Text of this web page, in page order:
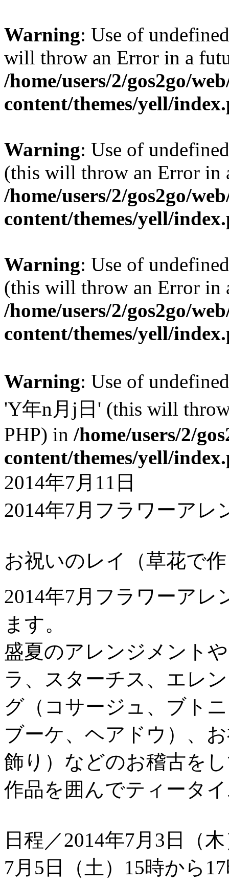
Warning: Use of
will throw an Error in a
/home/users/2/gos2go/
content/themes/yell/
Warning: Use of
(this will throw an Error in
/home/users/2/gos2go/
content/themes/yell/
Warning: Use of
(this will throw an Error in
/home/users/2/gos2go/
content/themes/yell/
Warning: Use of
'Y年n月j日' (this will
PHP) in /home/users/2/
content/themes/yell/
2014年7月11日
2014年7月フラワーア
お祝いのレイ（草花で
2014年7月フラワーア
ます。
盛夏のアレンジメント
ラ、スターチス、エレ
グ（コサージュ、ブト
ブーケ、ヘアドウ）、
飾り）などのお稽古を
作品を囲んでティータ
日程／2014年7月3日（
7月5日（土）15時から